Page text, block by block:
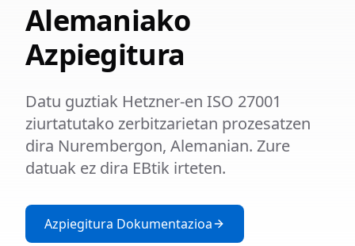
Alemaniako
Azpiegitura
Datu guztiak Hetzner-en ISO 27001
ziurtatutako zerbitzarietan prozesatzen
dira Nurembergon, Alemanian. Zure
datuak ez dira EBtik irteten.
Azpiegitura Dokumentazioa